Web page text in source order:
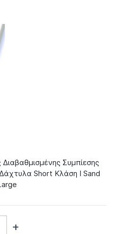
Συμπίεσης
Short Κλάση I Sand
+